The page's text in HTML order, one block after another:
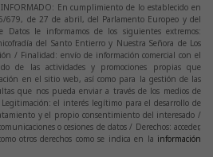
En cumplimiento de lo establecido en
679, de 27 de abril, del Parlamento Europeo y del
Datos le informamos de los siguientes extremos:
del Santo Entierro y Nuestra Señora de Los
/ Finalidad: envío de información comercial con el
de las actividades y promociones propias que
en el sitio web, así como para la gestión de las
que nos pueda enviar a través de los medios de
el interés legítimo para el desarrollo de
y el propio consentimiento del interesado /
o cesiones de datos / Derechos: acceder,
otros derechos como se indica en la información